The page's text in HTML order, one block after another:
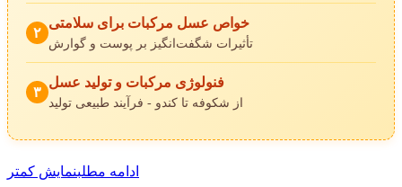
۲
خواص عسل مرکبات برای سلامتی
تأثیرات شگفت‌انگیز بر پوست و گوارش
۳
فنولوژی مرکبات و تولید عسل
از شکوفه تا کندو - فرآیند طبیعی تولید
ادامه مطلبنمایش کمتر